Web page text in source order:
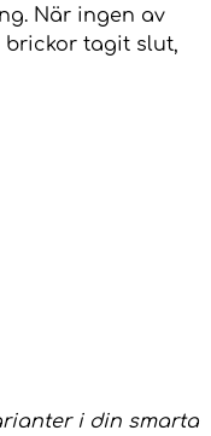
När ingen av
brickor tagit slut,
i din smarta